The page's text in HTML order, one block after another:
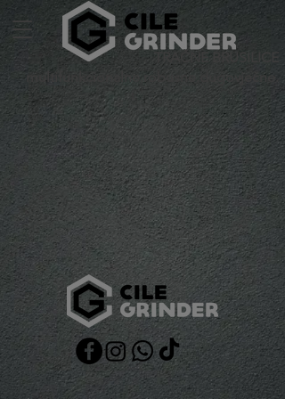
TRAČNE BRUSILICE
multifunkcionalne.robusne.dugovječne.